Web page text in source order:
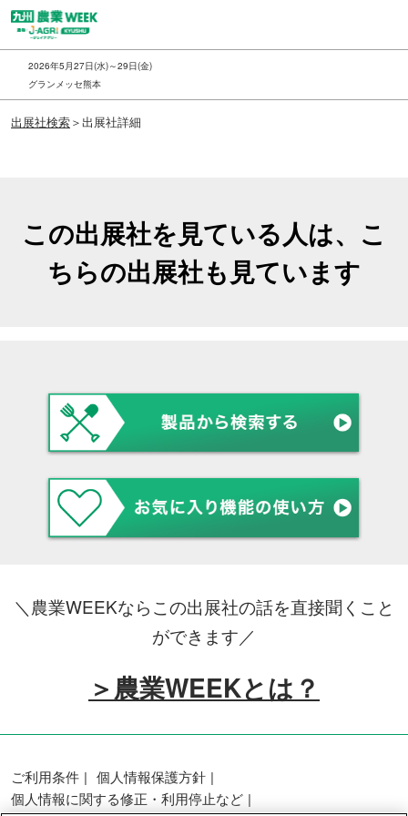
ス
キ
ッ
し
て
2026年5月27日(水)～29日(金)
グランメッセ熊本
出展社検索＞出展社詳細
この出展社を見ている人は、こ
ちらの出展社も見ています
＼農業WEEKならこの出展社の話を直接聞くこと
ができます／
＞農業WEEKとは？
ご利用条件
個人情報保護方針
個人情報に関する修正・利用停止など